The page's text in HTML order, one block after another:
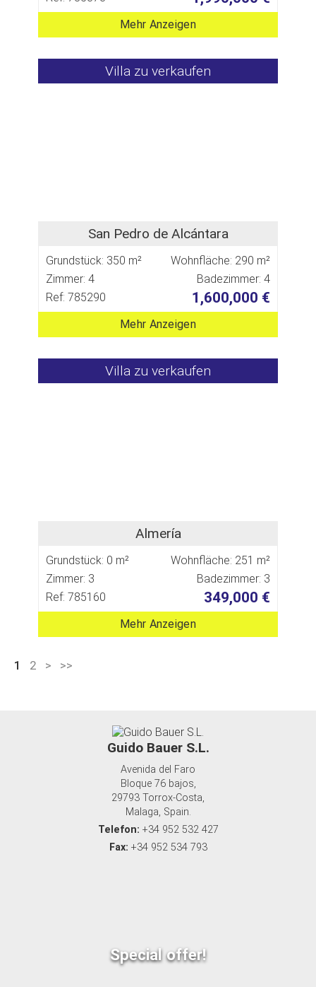
Mehr Anzeigen
Villa zu verkaufen
San Pedro de Alcántara
Grundstück: 350 m²
Wohnfläche: 290 m²
Zimmer: 4
Badezimmer: 4
Ref: 785290
1,600,000 €
Mehr Anzeigen
Villa zu verkaufen
Almería
Grundstück: 0 m²
Wohnfläche: 251 m²
Zimmer: 3
Badezimmer: 3
Ref: 785160
349,000 €
Mehr Anzeigen
1 2 > >>
Guido Bauer S.L.
Avenida del Faro
Bloque 76 bajos,
29793 Torrox-Costa,
Malaga, Spain.
Telefon: +34 952 532 427
Fax: +34 952 534 793
Special offer!